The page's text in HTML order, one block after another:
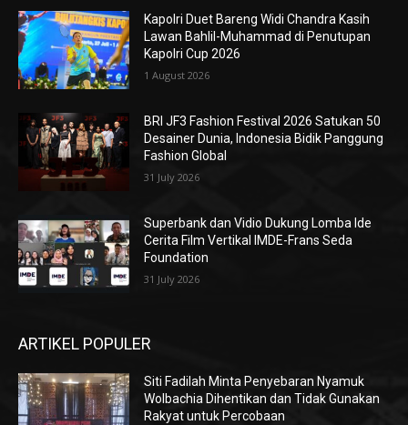
Kapolri Duet Bareng Widi Chandra Kasih
Lawan Bahlil-Muhammad di Penutupan
Kapolri Cup 2026
1 August 2026
BRI JF3 Fashion Festival 2026 Satukan 50
Desainer Dunia, Indonesia Bidik Panggung
Fashion Global
31 July 2026
Superbank dan Vidio Dukung Lomba Ide
Cerita Film Vertikal IMDE-Frans Seda
Foundation
31 July 2026
ARTIKEL POPULER
Siti Fadilah Minta Penyebaran Nyamuk
Wolbachia Dihentikan dan Tidak Gunakan
Rakyat untuk Percobaan